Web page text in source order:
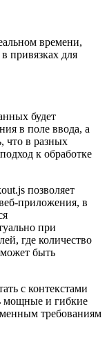
времени,
в привязках для
будет
в поле ввода, а
что в разных
к обработке
позволяет
приложения, в
при
где количество
быть
с контекстами
мощные и гибкие
требованиям